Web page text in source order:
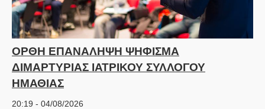
ΟΡΘΗ ΕΠΑΝΑΛΗΨΗ ΨΗΦΙΣΜΑ
ΔΙΜΑΡΤΥΡΙΑΣ ΙΑΤΡΙΚΟΥ ΣΥΛΛΟΓΟΥ
ΗΜΑΘΙΑΣ
20:19 - 04/08/2026